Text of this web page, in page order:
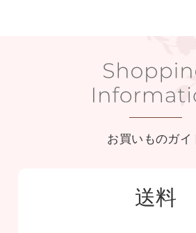
お買いものガイ
送料